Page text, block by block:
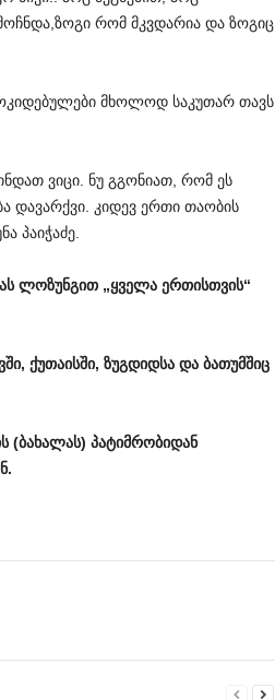
რომ მკვდარია და ზოგიც
მხოლოდ საკუთარ თავს
ვიცი. ნუ გგონიათ, რომ ეს
დავარქვი. კიდევ ერთი თაობის
პაიჭაძე.
ლოზუნგით „ყველა ერთისთვის“
ქუთაისში, ზუგდიდსა და ბათუმშიც
(ბახალას) პატიმრობიდან